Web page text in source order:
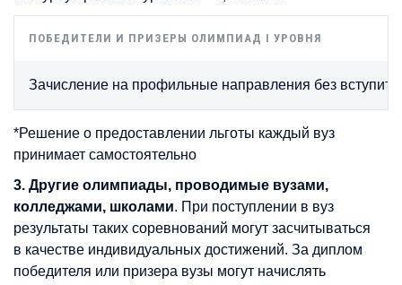
ПОБЕДИТЕЛИ И ПРИЗЕРЫ ОЛИМПИАД I УРОВНЯ
Зачисление на профильные направления без
*Решение о предоставлении льготы каждый вуз
принимает самостоятельно
3. Другие олимпиады, проводимые вузами,
колледжами, школами. При поступлении в вуз
результаты таких соревнований могут засчитываться
в качестве индивидуальных достижений. За диплом
победителя или призера вузы могут начислять